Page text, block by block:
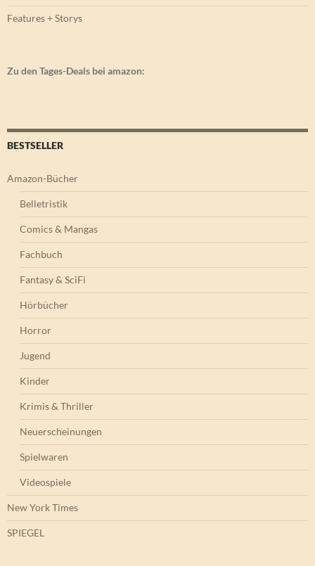
Features + Storys
Zu den Tages-Deals bei amazon:
BESTSELLER
Amazon-Bücher
Belletristik
Comics & Mangas
Fachbuch
Fantasy & SciFi
Hörbücher
Horror
Jugend
Kinder
Krimis & Thriller
Neuerscheinungen
Spielwaren
Videospiele
New York Times
SPIEGEL